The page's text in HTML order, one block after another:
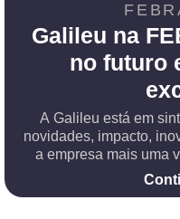
Galileu na
no futuro
A Galileu está em
novidades, impacto,
a empresa mais uma
edição. “Sempre